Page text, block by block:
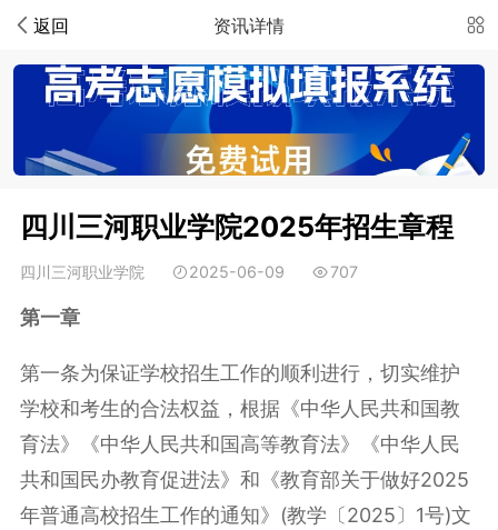
返回 资讯详情
四川三河职业学院2025年招生章程
四川三河职业学院 2025-06-09 707
第一章
第一条为保证学校招生工作的顺利进行，切实维护
学校和考生的合法权益，根据《中华人民共和国教
育法》《中华人民共和国高等教育法》《中华人民
共和国民办教育促进法》和《教育部关于做好2025
年普通高校招生工作的通知》(教学〔2025〕1号)文